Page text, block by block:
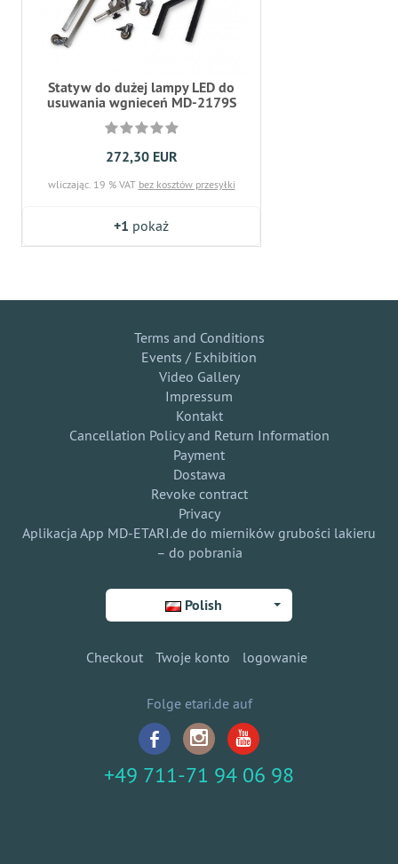
Statyw do dużej lampy LED do
usuwania wgnieceń MD-2179S
272,30 EUR
wliczając. 19 % VAT bez kosztów przesyłki
+1 pokaż
Terms and Conditions
Events / Exhibition
Video Gallery
Impressum
Kontakt
Cancellation Policy and Return Information
Payment
Dostawa
Revoke contract
Privacy
Aplikacja App MD-ETARI.de do mierników grubości lakieru
– do pobrania
Polish
Checkout Twoje konto logowanie
Folge etari.de auf
+49 711-71 94 06 98